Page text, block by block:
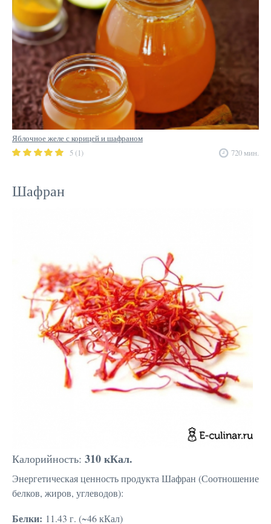
Яблочное желе с корицей и шафраном
5 (1)
720 мин.
Шафран
Калорийность: 310 кКал.
Энергетическая ценность продукта Шафран (Соотношение
белков, жиров, углеводов):
Белки: 11.43 г. (~46 кКал)